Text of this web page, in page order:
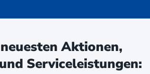
Aktionen,
Serviceleistungen: